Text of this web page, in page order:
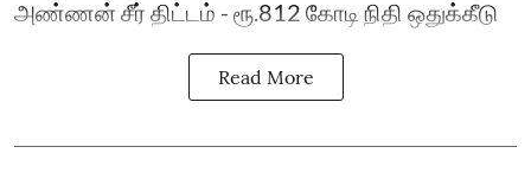
அண்ணன் சீர் திட்டம் - ரூ.812 கோடி நிதி ஒதுக்கீடு
Read More